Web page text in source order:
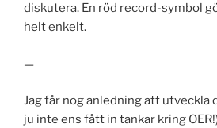
diskutera. En röd record-symbol
helt enkelt.
—
Jag får nog anledning att utveckla
ju inte ens fått in tankar kring